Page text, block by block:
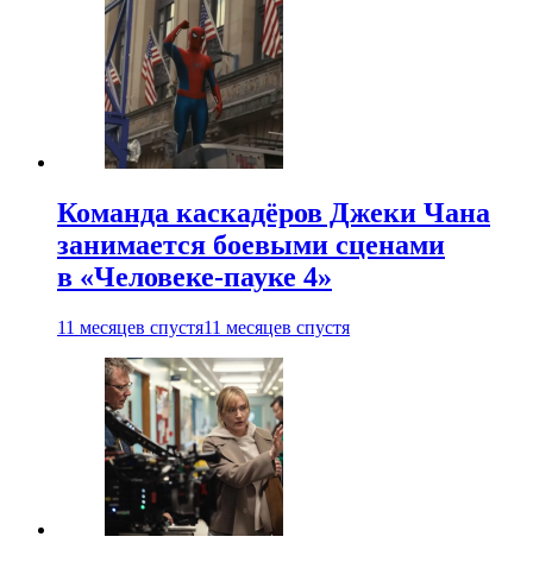
Команда каскадёров Джеки Чана
занимается боевыми сценами
в «Человеке-пауке 4»
11 месяцев спустя11 месяцев спустя